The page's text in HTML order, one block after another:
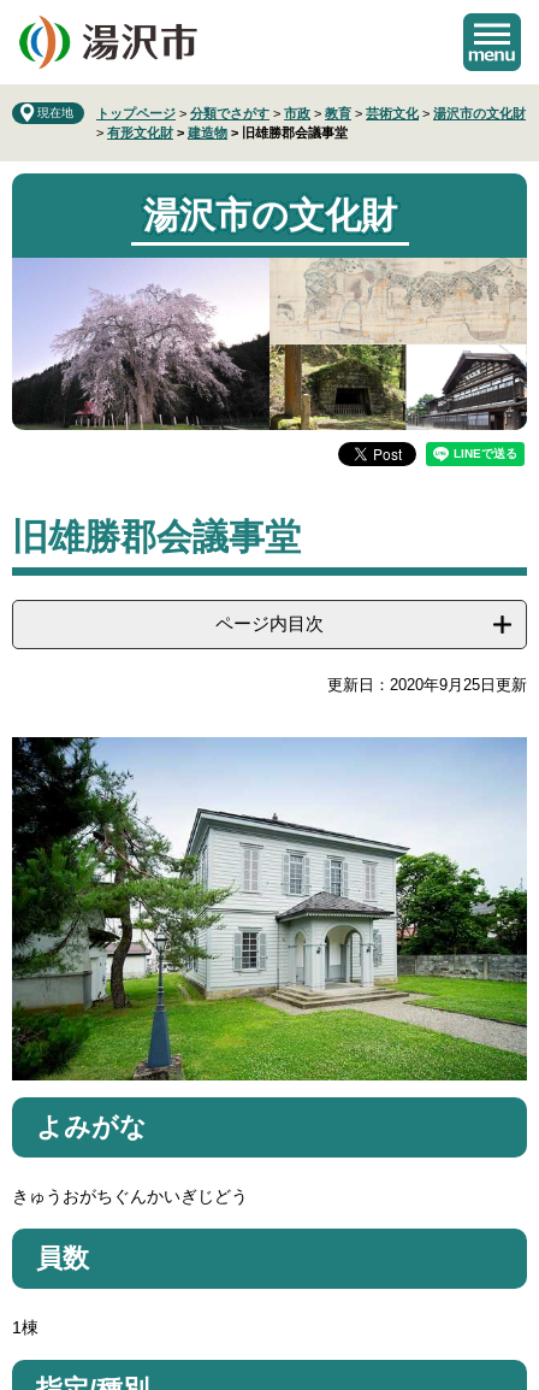
の
先
で
す
ー
を
ば
し
現在地 トップページ > 分類でさがす > 市政 > 教育 > 芸術文化 > 湯沢市の文化財
> 有形文化財 > 建造物 > 旧雄勝郡会議事堂
湯沢市の文化財
旧雄勝郡会議事堂
ページ内目次
更新日：2020年9月25日更新
よみがな
きゅうおがちぐんかいぎじどう
員数
1棟